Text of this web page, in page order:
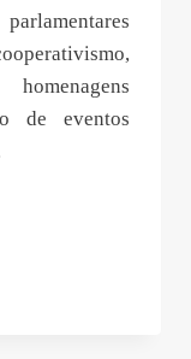
de eventos